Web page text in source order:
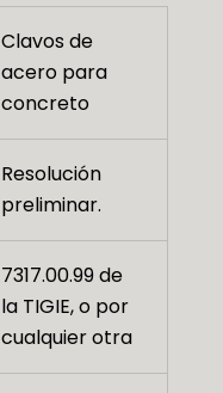
Clavos de
acero para
concreto
Resolución
preliminar.
7317.00.99 de
la TIGIE, o por
cualquier otra